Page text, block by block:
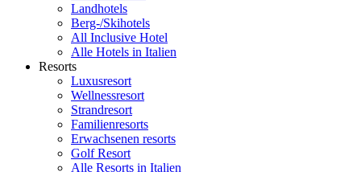
Landhotels
Berg-/Skihotels
All Inclusive Hotel
Alle Hotels in Italien
Resorts
Luxusresort
Wellnessresort
Strandresort
Familienresorts
Erwachsenen resorts
Golf Resort
Alle Resorts in Italien